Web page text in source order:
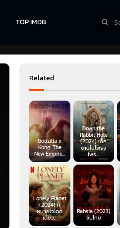
TOP IMDB
Related
Godzilla x
Kong: The
New Empire...
Down the
Rabbit Hole
(2024) เด็ก
ชายในโพรง
ไพร...
Lonely Planet
(2024) ที่
หมายใจโดด
เดี่ยว...
Rahsia (2023)
ซับไทย